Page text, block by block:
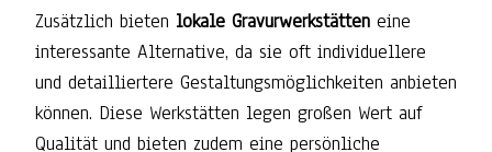
Zusätzlich bieten lokale Gravurwerkstätten eine
interessante Alternative, da sie oft individuellere
und detailliertere Gestaltungsmöglichkeiten anbieten
können. Diese Werkstätten legen großen Wert auf
Qualität und bieten zudem eine persönliche